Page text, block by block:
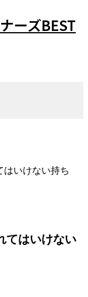
ーズBEST
はいけない持ち
てはいけない